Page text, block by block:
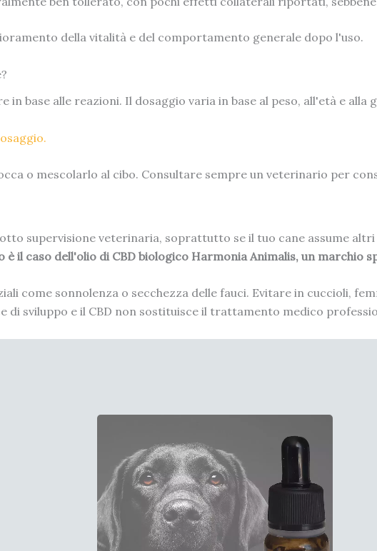
della vitalità e del comportamento generale dopo l'uso.
in base alle reazioni. Il dosaggio varia in base al peso, all'età e alla
o mescolarlo al cibo. Consultare sempre un veterinario per
supervisione veterinaria, soprattutto se il tuo cane assume
è il caso dell'olio di CBD biologico Harmonia Animalis, un marchio
come sonnolenza o secchezza delle fauci. Evitare in cuccioli,
di sviluppo e il CBD non sostituisce il trattamento medico